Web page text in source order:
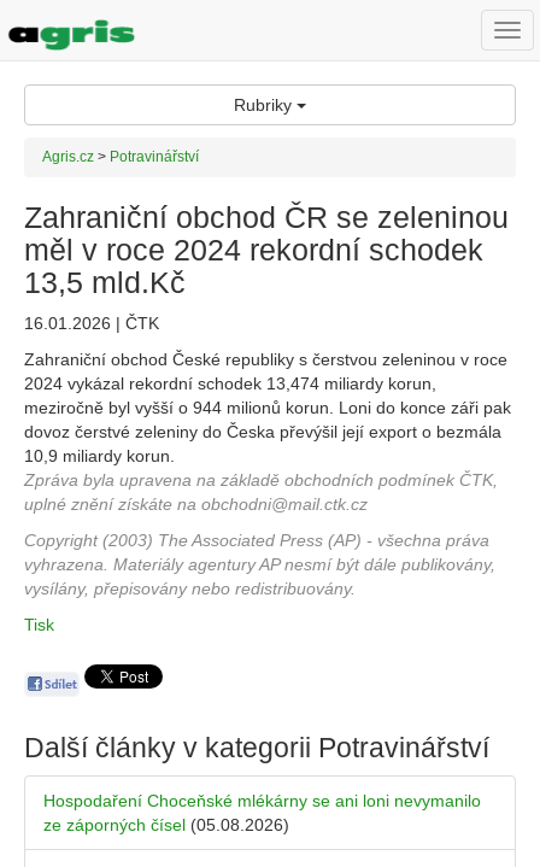
Rubriky
Agris.cz > Potravinářství
Zahraniční obchod ČR se zeleninou
měl v roce 2024 rekordní schodek
13,5 mld.Kč
16.01.2026 | ČTK
Zahraniční obchod České republiky s čerstvou zeleninou v roce
2024 vykázal rekordní schodek 13,474 miliardy korun,
meziročně byl vyšší o 944 milionů korun. Loni do konce záři pak
dovoz čerstvé zeleniny do Česka převýšil její export o bezmála
10,9 miliardy korun.
Zpráva byla upravena na základě obchodních podmínek ČTK,
uplné znění získáte na obchodni@mail.ctk.cz
Copyright (2003) The Associated Press (AP) - všechna práva
vyhrazena. Materiály agentury AP nesmí být dále publikovány,
vysílány, přepisovány nebo redistribuovány.
Tisk
Další články v kategorii Potravinářství
Hospodaření Choceňské mlékárny se ani loni nevymanilo
ze záporných čísel (05.08.2026)